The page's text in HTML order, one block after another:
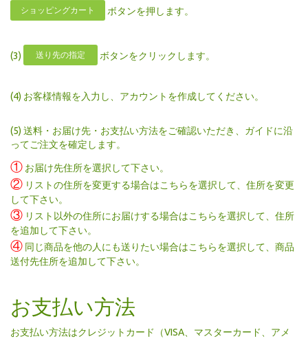
ショッピングカート ボタンを押します。
(3) 送り先の指定 ボタンをクリックします。
(4) お客様情報を入力し、アカウントを作成してください。
(5) 送料・お届け先・お支払い方法をご確認いただき、ガイドに沿
ってご注文を確定します。
① お届け先住所を選択して下さい。
② リストの住所を変更する場合はこちらを選択して、住所を変更
して下さい。
③ リスト以外の住所にお届けする場合はこちらを選択して、住所
を追加して下さい。
④ 同じ商品を他の人にも送りたい場合はこちらを選択して、商品
送付先住所を追加して下さい。
お支払い方法
お支払い方法はクレジットカード（VISA、マスターカード、アメ